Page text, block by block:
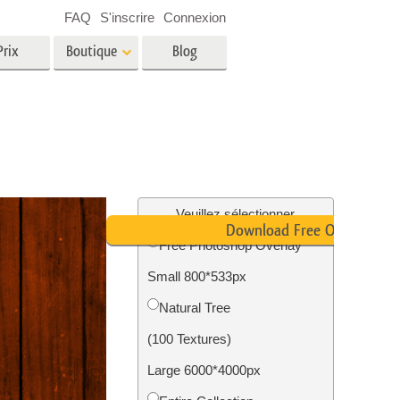
Services de restauration photo
Boutique Blog
FAQ S'inscrire Connexion
Veuillez sélectionner
Free Photoshop Overlay
Small 800*533px
Natural Tree
(100 Textures)
Large 6000*4000px
Download Free Overlay